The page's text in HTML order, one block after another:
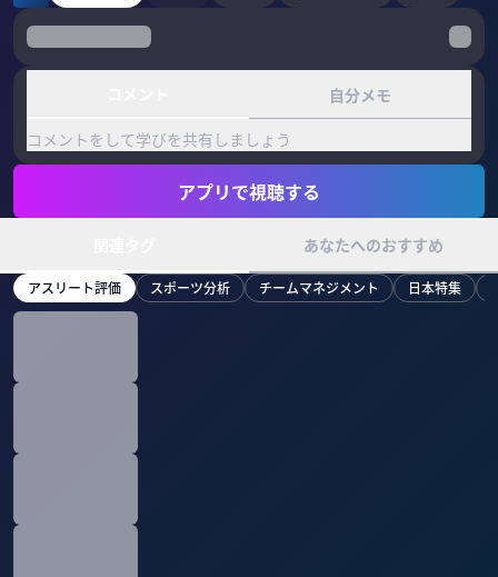
自分メモ
コメントをして学びを共有しましょう
アプリで視聴する
あなたへのおすすめ
アスリート評価 スポーツ分析 チームマネジメント 日本特集